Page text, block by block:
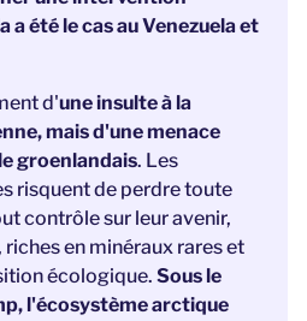
été le cas au Venezuela et
d'une insulte à la
mais d'une menace
groenlandais. Les
risquent de perdre toute
contrôle sur leur avenir,
en minéraux rares et
écologique. Sous le
l'écosystème arctique